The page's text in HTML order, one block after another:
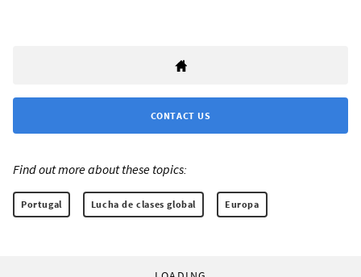
CONTACT US
Find out more about these topics:
Portugal Lucha de clases global Europa